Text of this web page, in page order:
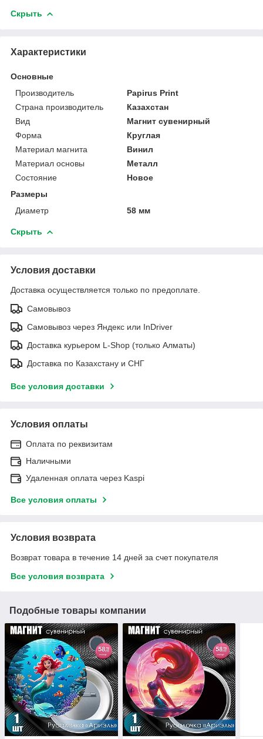
Скрыть
Характеристики
Основные
Производитель
Papirus Print
Страна производитель
Казахстан
Вид
Магнит сувенирный
Форма
Круглая
Материал магнита
Винил
Материал основы
Металл
Состояние
Новое
Размеры
Диаметр
58 мм
Скрыть
Условия доставки
Доставка осуществляется только по предоплате.
Самовывоз
Самовывоз через Яндекс или InDriver
Доставка курьером L-Shop (только Алматы)
Доставка по Казахстану и СНГ
Все условия доставки
Условия оплаты
Оплата по реквизитам
Наличными
Удаленная оплата через Kaspi
Все условия оплаты
Условия возврата
Возврат товара в течение 14 дней за счет покупателя
Все условия возврата
Подобные товары компании